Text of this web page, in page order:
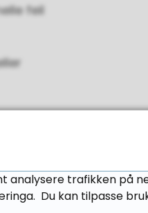
feil
analysere trafikken på
Du kan tilpasse